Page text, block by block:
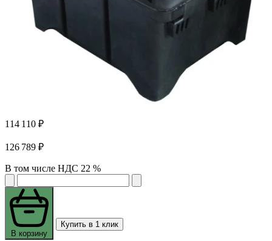
114 110 ₽
126 789 ₽
В том числе НДС 22 %
В корзину
Купить в 1 клик